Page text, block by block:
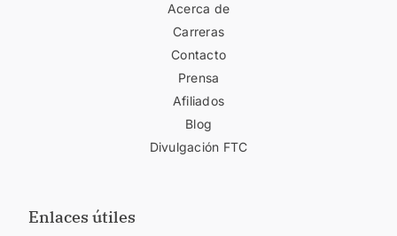
Acerca de
Carreras
Contacto
Prensa
Afiliados
Blog
Divulgación FTC
Enlaces útiles